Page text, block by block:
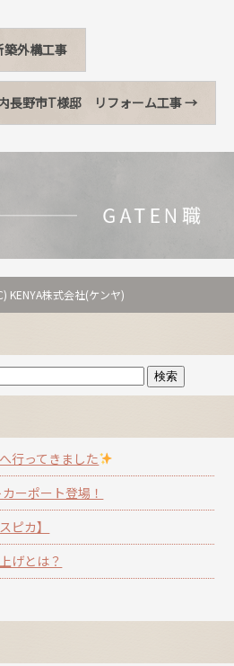
外構工事
長野市T様邸 リフォーム工事→
KENYA株式会社(ケンヤ)
行ってきました
ーポート登場！
ピカ】
げとは？